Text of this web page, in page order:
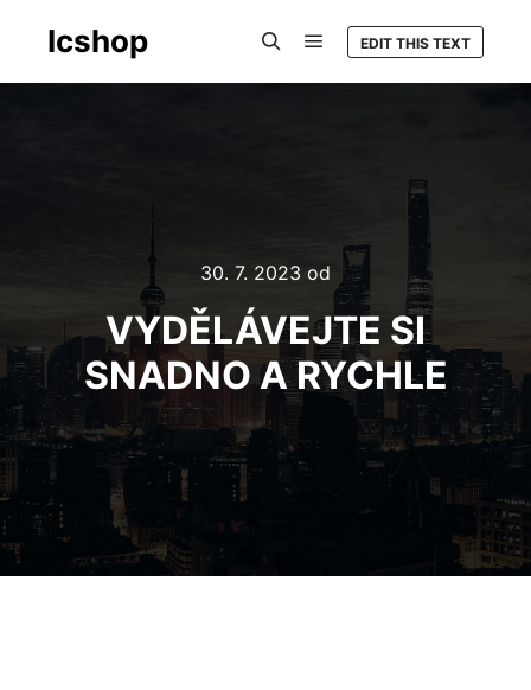
Icshop EDIT THIS TEXT
30. 7. 2023 od
VYDĚLÁVEJTE SI
SNADNO A RYCHLE